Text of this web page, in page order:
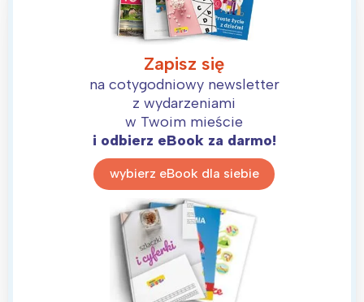
Zapisz się
na cotygodniowy newsletter
z wydarzeniami
w Twoim mieście
i odbierz eBook za darmo!
wybierz eBook dla siebie